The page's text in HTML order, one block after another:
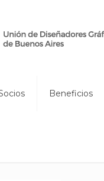
Beneficios